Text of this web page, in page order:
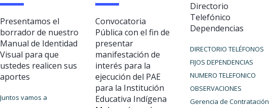
Presentamos el
borrador de nuestro
Manual de Identidad
Visual para que
ustedes realicen sus
aportes
Juntos vamos a
Convocatoria
Pública con el fin de
presentar
manifestación de
interés para la
ejecución del PAE
para la Institución
Educativa Indígena
Directorio
Telefónico
Dependencias
DIRECTORIO TELÉFONOS
FIJOS DEPENDENCIAS
NUMERO TELEFONICO
OBSERVACIONES
Gerencia de Contratación